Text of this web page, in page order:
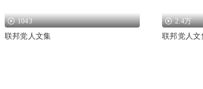
1043
联邦党人文集
2.4万
联邦党人文